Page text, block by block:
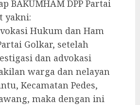
BAKUMHAM DPP Partai
yakni:
Hukum dan Ham
Golkar, setelah
dan advokasi
warga dan nelayan
Kecamatan Pedes,
maka dengan ini